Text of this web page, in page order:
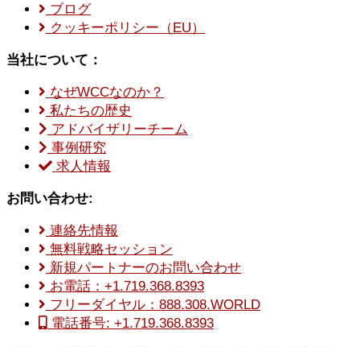
ブログ
クッキーポリシー（EU）
当社について：
なぜWCCなのか？
私たちの歴史
アドバイザリーチーム
事例研究
求人情報
お問い合わせ:
連絡先情報
無料戦略セッション
新規パートナーのお問い合わせ
お電話：+1.719.368.8393
フリーダイヤル：888.308.WORLD
電話番号: +1.719.368.8393